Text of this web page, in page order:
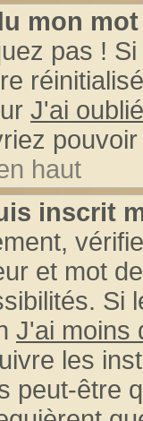
mon mot
pas !
J'ai
haut
inscrit
et mot
Si
J'ai moins
les
peut-être